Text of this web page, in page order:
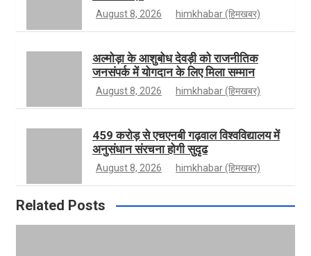
a
r
b
August 8, 2026 himkhabar (हिमखबर)
अल्मोड़ा के आशुबोध देवड़ी को राजनीतिक
जनसंपर्क में योगदान के लिए मिला सम्मान
August 8, 2026 himkhabar (हिमखबर)
459 करोड़ से एचएनबी गढ़वाल विश्वविद्यालय में
अनुसंधान संरचना होगी सुदृढ
August 8, 2026 himkhabar (हिमखबर)
Related Posts